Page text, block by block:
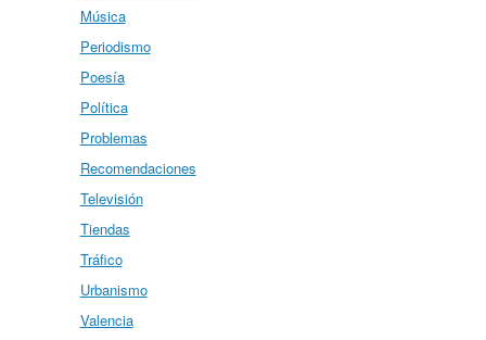
Música
Periodismo
Poesía
Política
Problemas
Recomendaciones
Televisión
Tiendas
Tráfico
Urbanismo
Valencia